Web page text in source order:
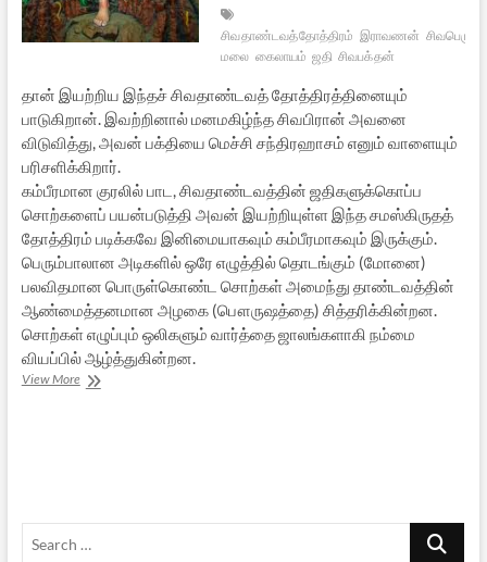
சிவதாண்டவத்தோத்திரம் இராவணன்
மலை கைலாயம் ஜதி சிவபக்தன்
தான் இயற்றிய இந்தச் சிவதாண்டவத் தோத்திரத்தினையும்
பாடுகிறான். இவற்றினால் மனமகிழ்ந்த சிவபிரான் அவனை
விடுவித்து, அவன் பக்தியை மெச்சி சந்திரஹாசம் எனும் வாளையும்
பரிசளிக்கிறார்.
கம்பீரமான குரலில் பாட, சிவதாண்டவத்தின் ஜதிகளுக்கொப்ப
சொற்களைப் பயன்படுத்தி அவன் இயற்றியுள்ள இந்த சமஸ்கிருதத்
தோத்திரம் படிக்கவே இனிமையாகவும் கம்பீரமாகவும் இருக்கும்.
பெரும்பாலான அடிகளில் ஒரே எழுத்தில் தொடங்கும் (மோனை)
பலவிதமான பொருள்கொண்ட சொற்கள் அமைந்து தாண்டவத்தின்
ஆண்மைத்தனமான அழகை (பௌருஷத்தை) சித்தரிக்கின்றன.
சொற்கள் எழுப்பும் ஒலிகளும் வார்த்தை ஜாலங்களாகி நம்மை
வியப்பில் ஆழ்த்துகின்றன.
View Moreஇராவணன்
Search